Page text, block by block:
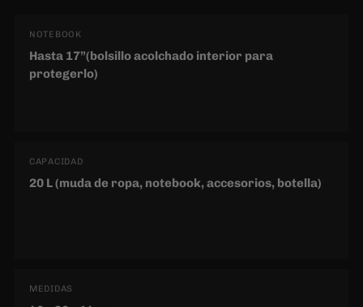
CAPACIDAD
20 L (muda de ropa, notebook, accesorios, botella)
MEDIDAS
48 × 30 × 14 cm
MATERIAL